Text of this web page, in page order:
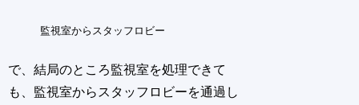
監視室からスタッフロビー
で、結局のところ監視室を処理できて
も、監視室からスタッフロビーを通過し